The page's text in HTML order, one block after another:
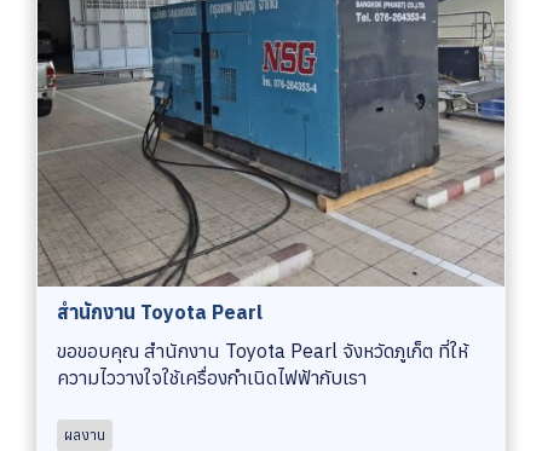
สำนักงาน Toyota Pearl
ขอขอบคุณ สำนักงาน Toyota Pearl จังหวัดภูเก็ต ที่ให้
ความไววางใจใช้เครื่องกำเนิดไฟฟ้ากับเรา
ผลงาน